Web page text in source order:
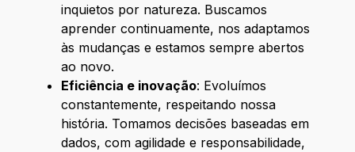
inquietos por natureza. Buscamos
aprender continuamente, nos adaptamos
às mudanças e estamos sempre abertos
ao novo.
Eficiência e inovação: Evoluímos
constantemente, respeitando nossa
história. Tomamos decisões baseadas em
dados, com agilidade e responsabilidade,